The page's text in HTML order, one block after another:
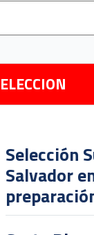
Selección
Salvador